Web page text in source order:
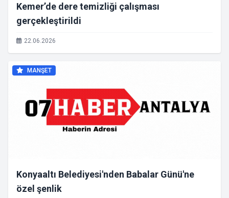
Kemer’de dere temizliği çalışması
gerçekleştirildi
22.06.2026
MANŞET
Konyaaltı Belediyesi'nden Babalar Günü'ne
özel şenlik